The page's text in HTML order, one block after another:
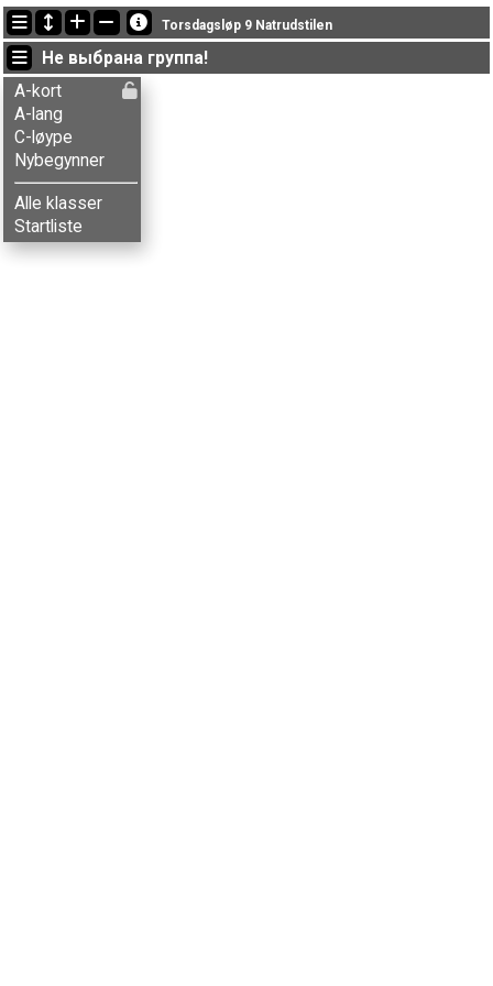
Последние обновления
08:45:57: Widar Trømborg (A-kort) финишировал с результатом 60:00 (7)
21:08:28: Jakob J. Andersen (A-lang
19:58:03: Even R. Ruud (C-løype) финишировал с результатом 45:00 (5)
Torsdagsløp 9 Natrudstilen
Не выбрана группа!
A-kort
A-lang
C-løype
Nybegynner
Alle klasser
Startliste